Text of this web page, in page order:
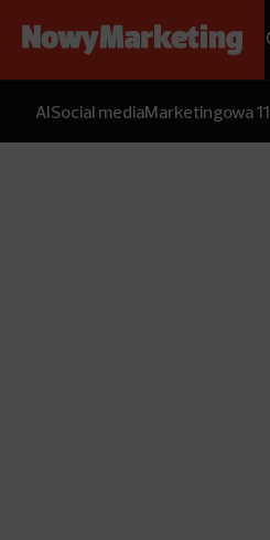
AISocial mediaMarketingowa 11